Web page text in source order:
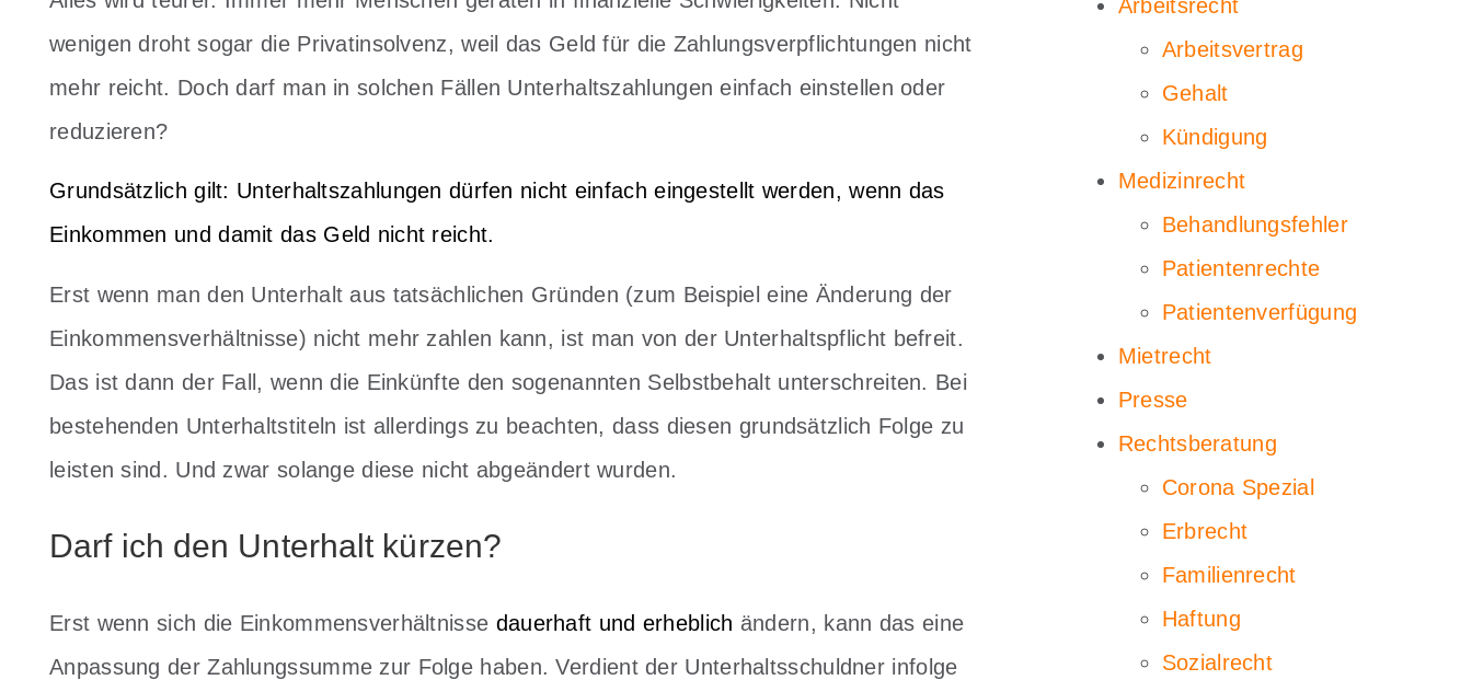
wenigen droht sogar die Privatinsolvenz, weil das Geld für die Zahlungsverpflichtungen nicht
mehr reicht. Doch darf man in solchen Fällen Unterhaltszahlungen einfach einstellen oder
reduzieren?
Grundsätzlich gilt: Unterhaltszahlungen dürfen nicht einfach eingestellt werden, wenn das
Einkommen und damit das Geld nicht reicht.
Erst wenn man den Unterhalt aus tatsächlichen Gründen (zum Beispiel eine Änderung der
Einkommensverhältnisse) nicht mehr zahlen kann, ist man von der Unterhaltspflicht befreit.
Das ist dann der Fall, wenn die Einkünfte den sogenannten Selbstbehalt unterschreiten. Bei
bestehenden Unterhaltstiteln ist allerdings zu beachten, dass diesen grundsätzlich Folge zu
leisten sind. Und zwar solange diese nicht abgeändert wurden.
Darf ich den Unterhalt kürzen?
Erst wenn sich die Einkommensverhältnisse dauerhaft und erheblich ändern, kann das eine
Anpassung der Zahlungssumme zur Folge haben. Verdient der Unterhaltsschuldner infolge
Arbeitsrecht
Arbeitsvertrag
Gehalt
Kündigung
Medizinrecht
Behandlungsfehler
Patientenrechte
Patientenverfügung
Mietrecht
Presse
Rechtsberatung
Corona Spezial
Erbrecht
Familienrecht
Haftung
Sozialrecht